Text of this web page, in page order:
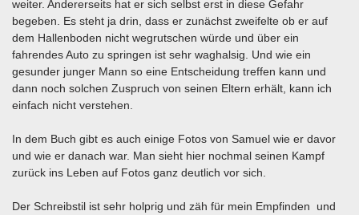
weiter. Andererseits hat er sich selbst erst in diese Gefahr
begeben. Es steht ja drin, dass er zunächst zweifelte ob er auf
dem Hallenboden nicht wegrutschen würde und über ein
fahrendes Auto zu springen ist sehr waghalsig. Und wie ein
gesunder junger Mann so eine Entscheidung treffen kann und
dann noch solchen Zuspruch von seinen Eltern erhält, kann ich
einfach nicht verstehen.
In dem Buch gibt es auch einige Fotos von Samuel wie er davor
und wie er danach war. Man sieht hier nochmal seinen Kampf
zurück ins Leben auf Fotos ganz deutlich vor sich.
Der Schreibstil ist sehr holprig und zäh für mein Empfinden und